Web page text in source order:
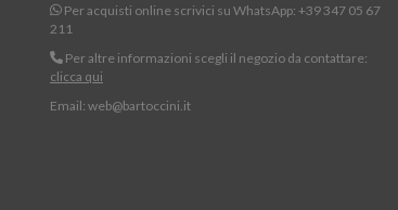
Per acquisti online scrivici su WhatsApp: +39 347 05 67
211
Per altre informazioni scegli il negozio da contattare:
clicca qui
Email: web@bartoccini.it